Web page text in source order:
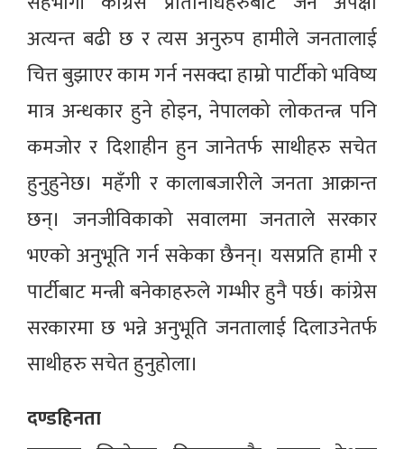
अत्यन्त बढी छ र त्यस अनुरुप हामीले जनतालाई
चित्त बुझाएर काम गर्न नसक्दा हाम्रो पार्टीको भविष्य
मात्र अन्धकार हुने होइन, नेपालको लोकतन्त्र पनि
कमजोर र दिशाहीन हुन जानेतर्फ साथीहरु सचेत
हुनुहुनेछ। महँगी र कालाबजारीले जनता आक्रान्त
छन्। जनजीविकाको सवालमा जनताले सरकार
भएको अनुभूति गर्न सकेका छैनन्। यसप्रति हामी र
पार्टीबाट मन्त्री बनेकाहरुले गम्भीर हुनै पर्छ। कांग्रेस
सरकारमा छ भन्ने अनुभूति जनतालाई दिलाउनेतर्फ
साथीहरु सचेत हुनुहोला।
दण्डहिनता